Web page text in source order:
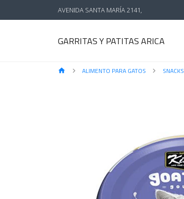
AVENIDA SANTA MARÍA 2141,
GARRITAS Y PATITAS ARICA
ALIMENTO PARA GATOS SNACKS